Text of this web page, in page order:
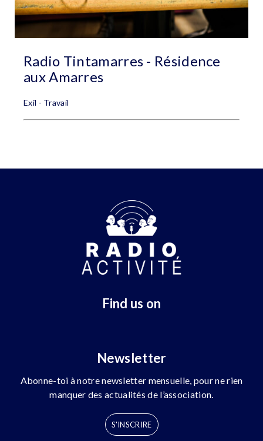
Radio Tintamarres - Résidence
aux Amarres
Exil - Travail
Find us on
Newsletter
Abonne-toi à notre newsletter mensuelle, pour ne rien
manquer des actualités de l’association.
S'INSCRIRE